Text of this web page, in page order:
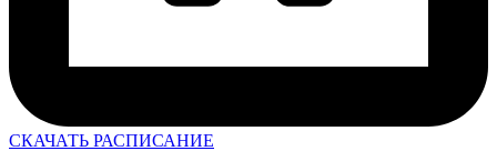
СКАЧАТЬ РАСПИСАНИЕ